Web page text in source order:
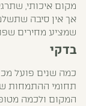
מקום איכותי,
אך אין סיבה
שמציע מחירים
בדקי
כמה שנים פועל
תחומי ההתמחות
המקום ולכמה